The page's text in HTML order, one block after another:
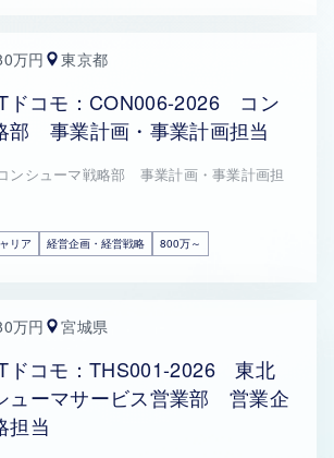
万円 東京都
ドコモ：CON006-2026 コン
部 事業計画・事業計画担当
ンシューマ戦略部 事業計画・事業計画担
リア 経営企画・経営戦略 800万～
万円 宮城県
ドコモ：THS001-2026 東北
ーマサービス営業部 営業企
担当